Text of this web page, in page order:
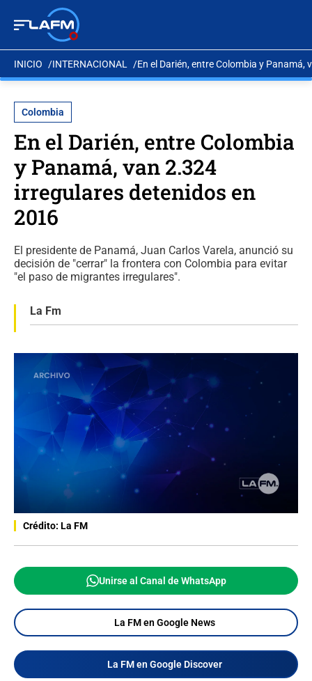
INICIO INTERNACIONAL En el Darién, entre Colombia y
Colombia
En el Darién, entre Colombia
y Panamá, van 2.324
irregulares detenidos en
2016
El presidente de Panamá, Juan Carlos Varela, anunció su
decisión de "cerrar" la frontera con Colombia para evitar
"el paso de migrantes irregulares".
La Fm
Crédito: La FM
Unirse al Canal de WhatsApp
La FM en Google News
La FM en Google Discover